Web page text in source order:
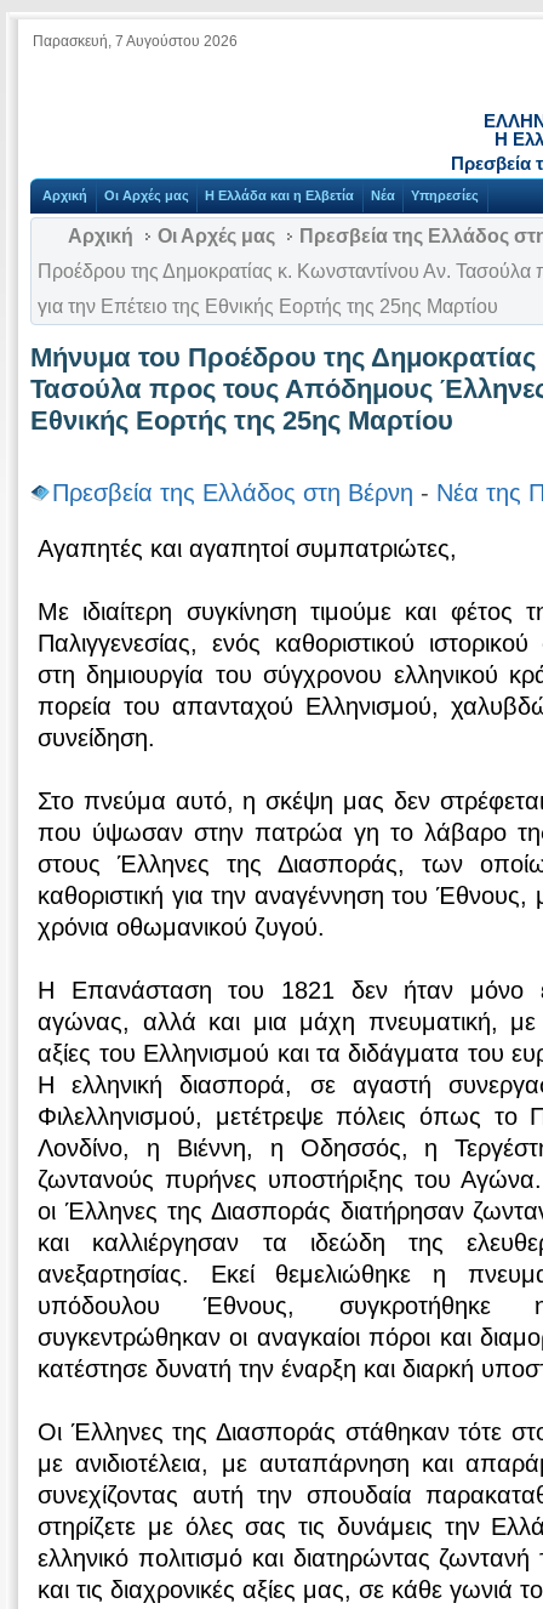
Παρασκευή, 7 Αυγούστου 2026
Η
Πρεσβεία
Αρχική Οι Αρχές μας Η Ελλάδα και η Ελβετία Νέα Υπηρεσίες
Αρχική Οι Αρχές μας
Πρεσβεία της Ελλάδος
Προέδρου της Δημοκρατίας κ. Κωνσταντίνου Αν.
για την Επέτειο της Εθνικής Εορτής της 25ης Μαρτίου
Μήνυμα του Προέδρου της
Τασούλα προς τους Απόδημους Έλληνες
Εθνικής Εορτής της 25ης Μαρτίου
Πρεσβεία της Ελλάδος στη Βέρνη - Νέα της
Αγαπητές και αγαπητοί συμπατριώτες,
Με ιδιαίτερη συγκίνηση τιμούμε και φέτος
Παλιγγενεσίας, ενός καθοριστικού
στη δημιουργία του σύγχρονου ελληνικού
πορεία του απανταχού Ελληνισμού,
συνείδηση.
Στο πνεύμα αυτό, η σκέψη μας δεν
που ύψωσαν στην πατρώα γη το λάβαρο
στους Έλληνες της Διασποράς, των
καθοριστική για την αναγέννηση του
χρόνια οθωμανικού ζυγού.
Η Επανάσταση του 1821 δεν ήταν μόνο
αγώνας, αλλά και μια μάχη πνευματική, με
αξίες του Ελληνισμού και τα διδάγματα του
Η ελληνική διασπορά, σε αγαστή
Φιλελληνισμού, μετέτρεψε πόλεις όπως το
Λονδίνο, η Βιέννη, η Οδησσός, η
ζωντανούς πυρήνες υποστήριξης του
οι Έλληνες της Διασποράς διατήρησαν
και καλλιέργησαν τα ιδεώδη της
ανεξαρτησίας. Εκεί θεμελιώθηκε η
υπόδουλου Έθνους, συγκροτήθηκε
συγκεντρώθηκαν οι αναγκαίοι πόροι και
κατέστησε δυνατή την έναρξη και διαρκή
Οι Έλληνες της Διασποράς στάθηκαν τότε
με ανιδιοτέλεια, με αυταπάρνηση και
συνεχίζοντας αυτή την σπουδαία
στηρίζετε με όλες σας τις δυνάμεις την
ελληνικό πολιτισμό και διατηρώντας
και τις διαχρονικές αξίες μας, σε κάθε γωνιά